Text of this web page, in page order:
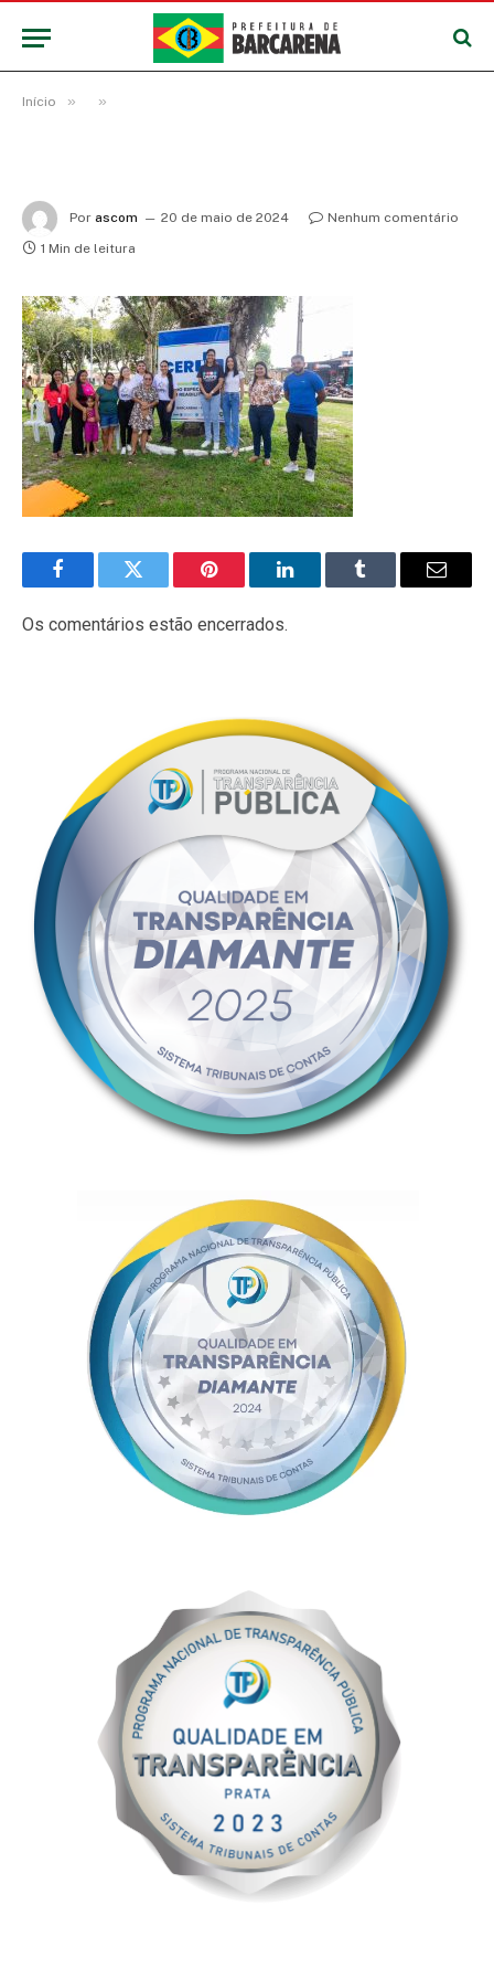
Início » »
Por ascom 20 de maio de 2024
Nenhum comentário
1 Min de leitura
FacebookTwitter Pinterest LinkedInTumblr
E-
Os comentários estão encerrados.